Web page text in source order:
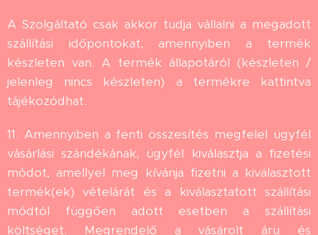
A Szolgáltató csak akkor tudja vállalni a megadott
szállítási időpontokat, amennyiben a termék
készleten van. A termék állapotáról (készleten /
jelenleg nincs készleten) a termékre kattintva
tájékozódhat.
11. Amennyiben a fenti összesítés megfelel ügyfél
vásárlási szándékának, ügyfél kiválasztja a fizetési
módot, amellyel meg kívánja fizetni a kiválasztott
termék(ek) vételárát és a kiválasztatott szállítási
módtól függően adott esetben a szállítási
költséget. Megrendelő a vásárolt áru és